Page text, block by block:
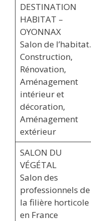
DESTINATION
HABITAT –
OYONNAX
Salon de l’habitat.
Construction,
Rénovation,
Aménagement
intérieur et
décoration,
Aménagement
extérieur
SALON DU
VÉGÉTAL
Salon des
professionnels de
la filière horticole
en France